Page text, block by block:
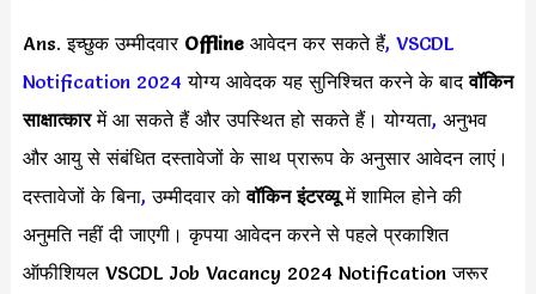
Ans. इच्छुक उम्मीदवार Offline आवेदन कर सकते हैं, VSCDL
Notification 2024 योग्य आवेदक यह सुनिश्चित करने के बादवॉकिन
साक्षात्कारमें आ सकते हैं और उपस्थित हो सकते हैं। योग्यता, अनुभव
और आयु से संबंधित दस्तावेजों के साथ प्रारूप के अनुसार आवेदन लाएं।
दस्तावेजों के बिना, उम्मीदवार कोवॉकिन इंटरव्यूमें शामिल होने की
अनुमति नहीं दी जाएगी। कृपया आवेदन करने से पहले प्रकाशित
ऑफीशियल VSCDL Job Vacancy 2024 Notification जरूर